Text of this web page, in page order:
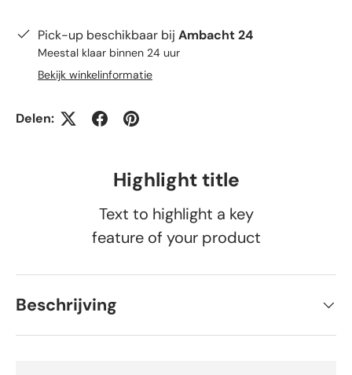
Pick-up beschikbaar bij Ambacht 24
Meestal klaar binnen 24 uur
Bekijk winkelinformatie
Delen:
Highlight title
Text to highlight a key
feature of your product
Beschrijving